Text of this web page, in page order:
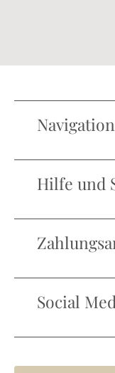
Navigation
Hilfe und
Social